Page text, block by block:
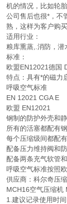
机的情况，比如轮
公司售后也很*，不
熟，这样为客户购
适用行业：
粮库熏蒸,.消防，潜
标准：
欧盟EN12021德国
特点：具有*的磁力
呼吸空气标准
EN 12021 CGA E
欧盟 EN12021
钢制的防护外壳和
所有的活塞都配有
每个压缩级间都配
配备压力维持阀和
配备两条充气软管
呼吸空气标准按照
供应商：科尔奇压
MCH16空气压缩机
1.建议记录使用时